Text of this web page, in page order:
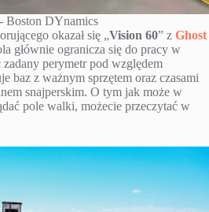
Boston DYnamics
okazał się „Vision 60” z Ghost
głównie ogranicza się do pracy w
perymetr pod względem
baz z ważnym sprzętem oraz czasami
snajperskim. O tym jak może w
pole walki, możecie przeczytać w